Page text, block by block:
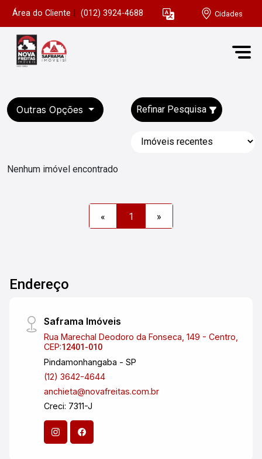
Área do Cliente (012) 3924-4688 Cidades
Outras Opções Refinar Pesquisa
Nenhum imóvel encontrado
« 1 »
Endereço
Saframa Imóveis
Rua Marechal Deodoro da Fonseca, 149 - Centro,
CEP:12401-010
Pindamonhangaba - SP
(12) 3642-4644
anchieta@novafreitas.com.br
Creci: 7311-J